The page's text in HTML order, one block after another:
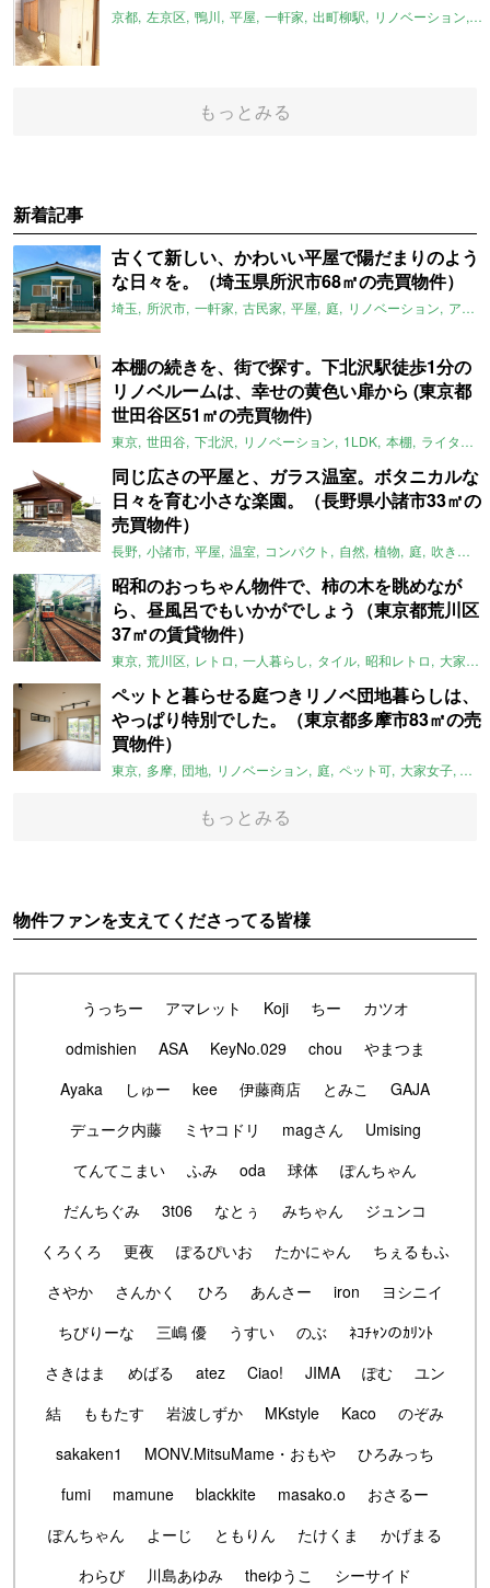
京都 左京区 鴨川 平屋 一軒家 出町柳駅 リノベーション
もっとみる
新着記事
古くて新しい、かわいい平屋で陽だまりのよう
な日々を。（埼玉県所沢市68㎡の売買物件）
埼玉 所沢市 一軒家 古民家 平屋 庭 リノベーション アメリカンハウス
本棚の続きを、街で探す。下北沢駅徒歩1分の
リノベルームは、幸せの黄色い扉から (東京都
世田谷区51㎡の売買物件)
東京 世田谷 下北沢 リノベーション 1LDK 本棚 ライター：ほしりょうこ
同じ広さの平屋と、ガラス温室。ボタニカルな
日々を育む小さな楽園。（長野県小諸市33㎡の
売買物件）
長野 小諸市 平屋 温室 コンパクト 自然 植物 庭 吹き抜け
昭和のおっちゃん物件で、柿の木を眺めなが
ら、昼風呂でもいかがでしょう（東京都荒川区
37㎡の賃貸物件）
東京 荒川区 レトロ 一人暮らし タイル 昭和レトロ 大家女子
ペットと暮らせる庭つきリノベ団地暮らしは、
やっぱり特別でした。（東京都多摩市83㎡の売
買物件）
東京 多摩 団地 リノベーション 庭 ペット可 大家女子 団
もっとみる
物件ファンを支えてくださってる皆様
うっちー アマレット Koji ちー
カツオ
odmishien
ASA KeyNo.029 chou
やまつま
Ayaka
しゅー kee 伊藤商店 とみこ
GAJA
デューク内藤
ミヤコドリ magさん
Umising
てんてこまい
ふみ oda 球体
ぽんちゃん
だんちぐみ
3t06 なとぅ みちゃん
ジュンコ
くろくろ
更夜 ぽるぴいお たかにゃん
ちぇるもふ
さやか
さんかく ひろ あんさー iron
ヨシニイ
ちびりーな
三嶋 優 うすい のぶ
ﾈｺﾁｬﾝのｶﾘﾝﾄ
さきはま
めばる atez Ciao! JIMA ぽむ
ユン
結
ももたす 岩波しずか MKstyle Kaco
のぞみ
sakaken1
MONV.MitsuMame・おもや
ひろみっち
fumi
mamune blackkite masako.o
おさるー
ぽんちゃん
よーじ ともりん たけくま
かげまる
わらび
川島あゆみ theゆうこ
シーサイド